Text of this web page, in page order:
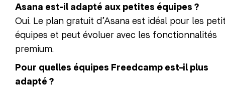
Asana est-il adapté aux petites équipes ?
Oui. Le plan gratuit d’Asana est idéal pour les
équipes et peut évoluer avec les fonctionnalités
premium.
Pour quelles équipes Freedcamp est-il plus
adapté ?